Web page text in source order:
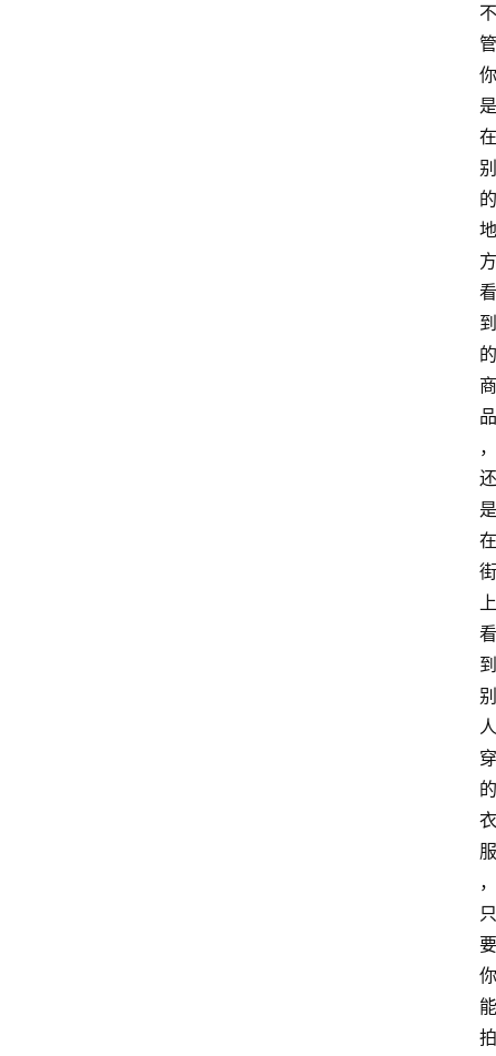
不
管
你
是
在
别
的
地
方
看
到
的
商
品
，
还
是
在
街
上
看
到
别
人
穿
的
衣
服
，
只
要
你
能
拍